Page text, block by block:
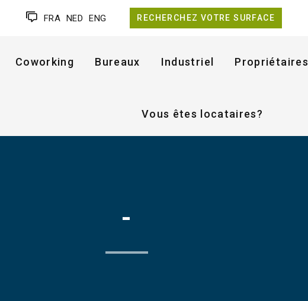
FRA NED ENG RECHERCHEZ VOTRE SURFACE
Coworking Bureaux Industriel Propriétaires
Vous êtes locataires?
-